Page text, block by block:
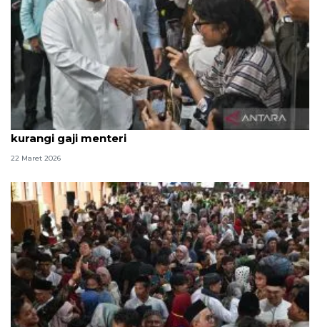
Politik kemarin, open house Istana hingga wacana
kurangi gaji menteri
22 Maret 2026